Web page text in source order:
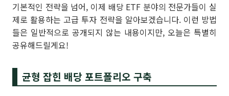
기본적인 전략을 넘어, 이제 배당 ETF 분야의 전문가들이 실
제로 활용하는 고급 투자 전략을 알아보겠습니다. 이런 방법
들은 일반적으로 공개되지 않는 내용이지만, 오늘은 특별히
공유해드릴게요!
균형 잡힌 배당 포트폴리오 구축